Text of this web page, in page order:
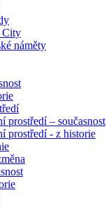
City
náměty
prostředí – současnost
prostředí ​- z historie